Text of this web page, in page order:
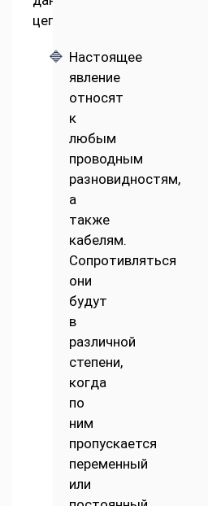
цепи.
Настоящее
явление
относят
к
любым
проводным
разновидностям,
а
также
кабелям.
Сопротивляться
они
будут
в
различной
степени,
когда
по
ним
пропускается
переменный
или